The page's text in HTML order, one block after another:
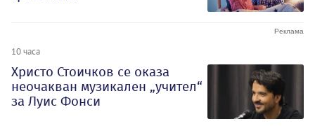
10 часа
Христо Стоичков се оказа
неочакван музикален „учител“
за Луис Фонси